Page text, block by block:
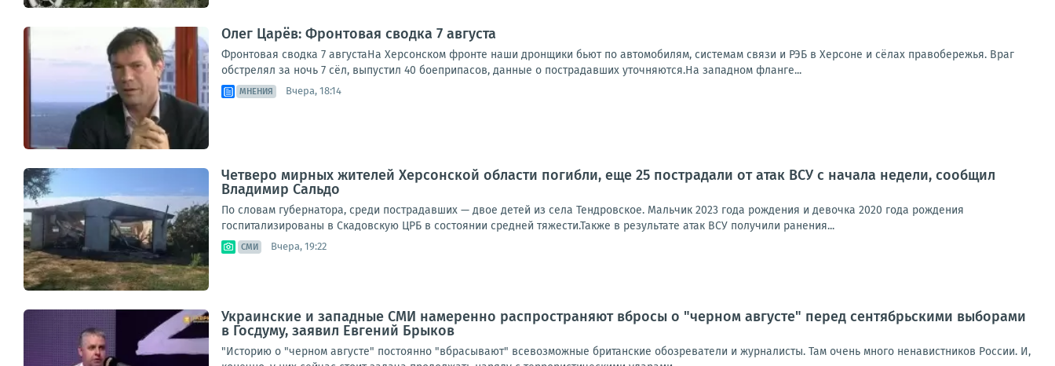
Олег Царёв: Фронтовая сводка 7 августа
Фронтовая сводка 7 августаНа Херсонском фронте наши дронщики бьют по автомобилям, системам связи и РЭБ в Херсоне и сёлах правобережья. Враг
обстрелял за ночь 7 сёл, выпустил 40 боеприпасов, данные о пострадавших уточняются.На западном фланге...
МНЕНИЯ Вчера, 18:14
Четверо мирных жителей Херсонской области погибли, еще 25 пострадали от атак ВСУ с начала недели, сообщил
Владимир Сальдо
По словам губернатора, среди пострадавших — двое детей из села Тендровское. Мальчик 2023 года рождения и девочка 2020 года рождения
госпитализированы в Скадовскую ЦРБ в состоянии средней тяжести.Также в результате атак ВСУ получили ранения...
СМИ Вчера, 19:22
Украинские и западные СМИ намеренно распространяют вбросы о "черном августе" перед сентябрьскими выборами
в Госдуму, заявил Евгений Брыков
"Историю о "черном августе" постоянно "вбрасывают" всевозможные британские обозреватели и журналисты. Там очень много ненавистников России. И,